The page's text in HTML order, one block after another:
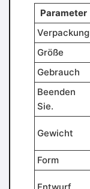
Parameter
Verpackung
Größe
Gebrauch
Beenden
Sie.
Gewicht
Form